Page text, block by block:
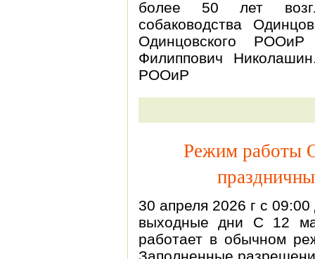
более 50 лет
собаководства
Одинцовского
Филиппович
РООиР
Режим работы
30 апреля 2026 г с
выходные дни С 12
работает в обычном